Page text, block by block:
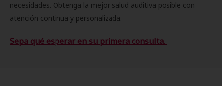
necesidades. Obtenga la mejor salud auditiva posible con
atención continua y personalizada.
Sepa qué esperar en su primera consulta.